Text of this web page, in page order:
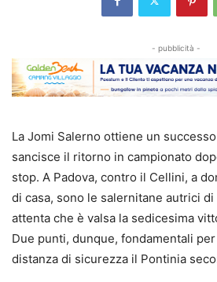
- pubblicità -
La Jomi Salerno ottiene un
sancisce il ritorno in campionato
stop. A Padova, contro il Cellini, a
di casa, sono le salernitane autrici
attenta che è valsa la sedicesima
Due punti, dunque, fondamentali
distanza di sicurezza il Pontinia